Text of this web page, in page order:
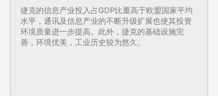
捷克的信息产业投入占GDP比重高于欧盟国家平均
水平，通讯及信息产业的不断升级扩展也使其投资
环境质量进一步提高。此外，捷克的基础设施完
善，环境优美，工业历史较为悠久。